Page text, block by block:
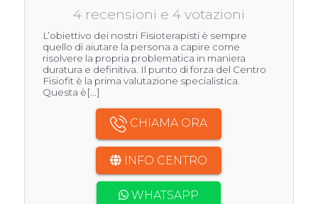
4 recensioni e 4 votazioni
L’obiettivo dei nostri Fisioterapisti è sempre
quello di aiutare la persona a capire come
risolvere la propria problematica in maniera
duratura e definitiva. Il punto di forza del Centro
Fisiofit è la prima valutazione specialistica.
Questa è[...]
CHIAMA ORA
INFO CENTRO
WHATSAPP